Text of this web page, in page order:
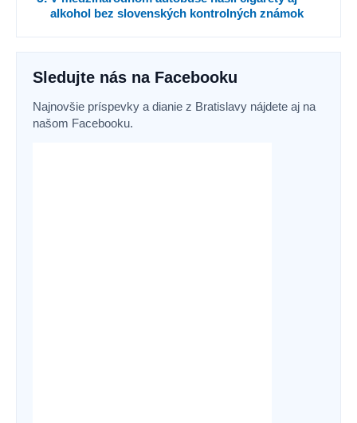
alkohol bez slovenských kontrolných známok
Sledujte nás na Facebooku
Najnovšie príspevky a dianie z Bratislavy nájdete aj na
našom Facebooku.